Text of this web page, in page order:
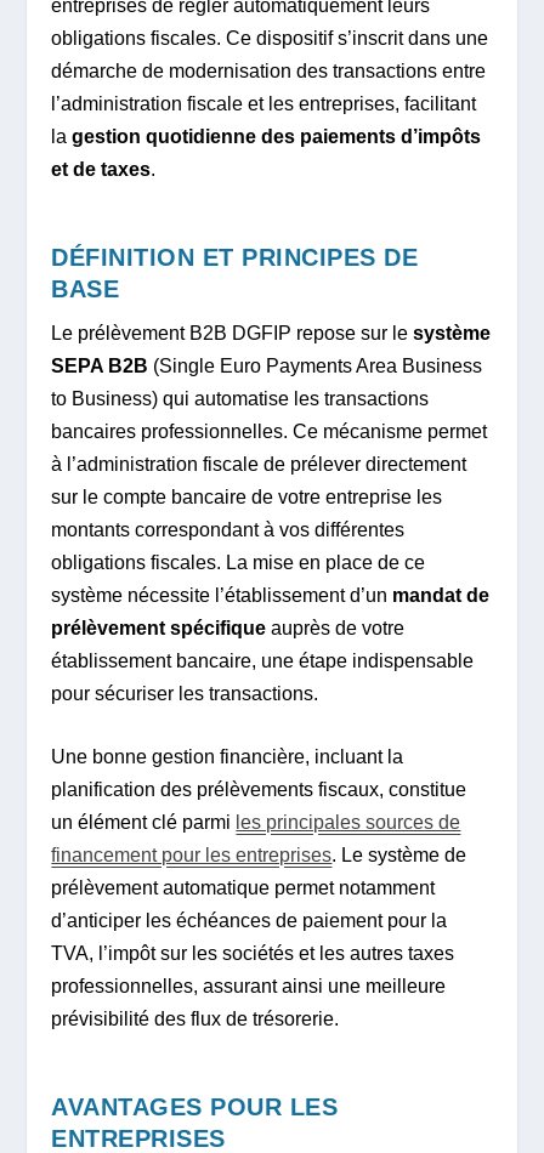
entreprises de régler automatiquement leurs
obligations fiscales. Ce dispositif s’inscrit dans une
démarche de modernisation des transactions entre
l’administration fiscale et les entreprises, facilitant
lagestion quotidienne des paiements d’impôts
et de taxes.
DÉFINITION ET PRINCIPES DE
BASE
Le prélèvement B2B DGFIP repose sur lesystème
SEPA B2B (Single Euro Payments Area Business
to Business) qui automatise les transactions
bancaires professionnelles. Ce mécanisme permet
à l’administration fiscale de prélever directement
sur le compte bancaire de votre entreprise les
montants correspondant à vos différentes
obligations fiscales. La mise en place de ce
système nécessite l’établissement d’un mandat de
prélèvement spécifique auprès de votre
établissement bancaire, une étape indispensable
pour sécuriser les transactions.
Une bonne gestion financière, incluant la
planification des prélèvements fiscaux, constitue
un élément clé parmi les principales sources de
financement pour les entreprises. Le système de
prélèvement automatique permet notamment
d’anticiper les échéances de paiement pour la
TVA, l’impôt sur les sociétés et les autres taxes
professionnelles, assurant ainsi une meilleure
prévisibilité des flux de trésorerie.
AVANTAGES POUR LES
ENTREPRISES